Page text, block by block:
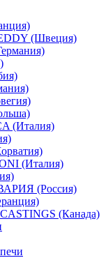
(Швеция)
(Италия)
(Италия)
(Россия)
(Канада)